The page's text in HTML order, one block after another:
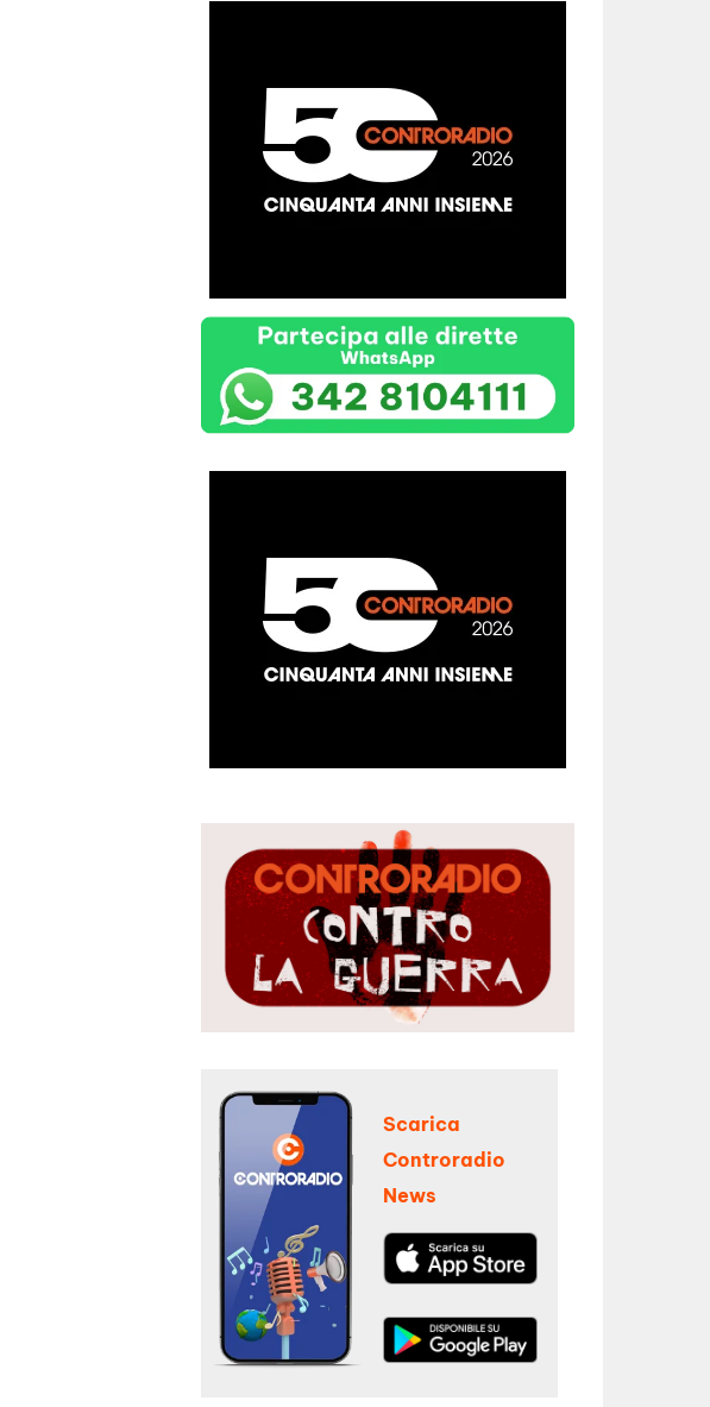
Scarica
Controradio
News